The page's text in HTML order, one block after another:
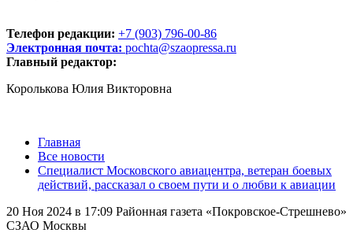
Телефон редакции: +7 (903) 796-00-86
Электронная почта: pochta@szaopressa.ru
Главный редактор:
Королькова Юлия Викторовна
Главная
Все новости
Специалист Московского авиацентра, ветеран боевых
действий, рассказал о своем пути и о любви к авиации
20 Ноя 2024 в 17:09 Районная газета «Покровское-Стрешнево»
СЗАО Москвы